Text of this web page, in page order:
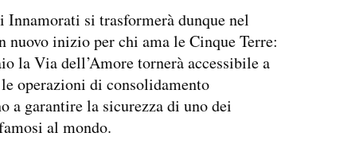
Innamorati si trasformerà dunque nel
nuovo inizio per chi ama le Cinque Terre:
la Via dell’Amore tornerà accessibile a
operazioni di consolidamento
a garantire la sicurezza di uno dei
al mondo.